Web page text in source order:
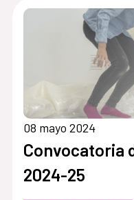
08 mayo 2024
Convocatoria
2024-25